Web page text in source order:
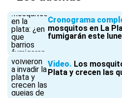
Cronograma
mosquitos en La
fumigarán este
Video Los
Plata y crecen las